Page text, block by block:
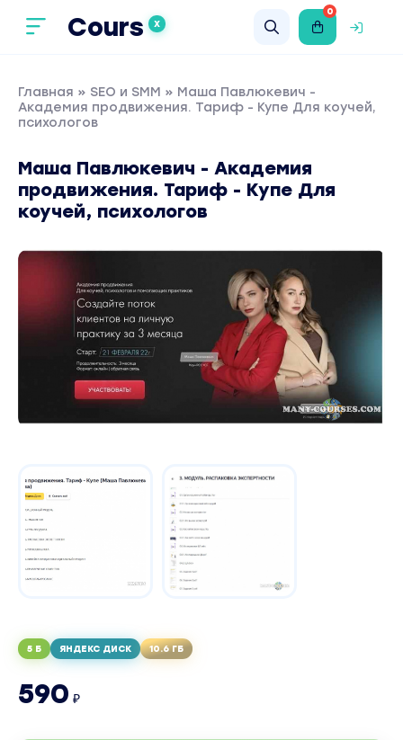
Cours X
0
Главная » SEO и SMM » Маша Павлюкевич -
Академия продвижения. Тариф - Купе Для коучей,
психологов
Маша Павлюкевич - Академия
продвижения. Тариф - Купе Для
коучей, психологов
5 Б ЯНДЕКС ДИСК 10.6 ГБ
590 ₽